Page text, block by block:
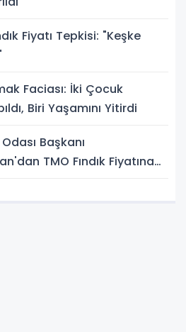
Fiyatı Tepkisi: "Keşke
Faciası: İki Çocuk
Biri Yaşamını Yitirdi
Başkanı
TMO Fındık Fiyatına